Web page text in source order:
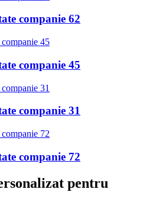
companie 62
companie 45
companie 31
companie 72
pentru